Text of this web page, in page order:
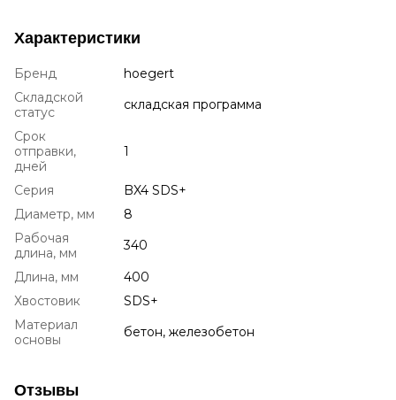
Характеристики
Бренд
hoegert
Складской
статус
складская программа
Срок
отправки,
дней
1
Серия
BX4 SDS+
Диаметр, мм
8
Рабочая
длина, мм
340
Длина, мм
400
Хвостовик
SDS+
Материал
основы
бетон, железобетон
Отзывы